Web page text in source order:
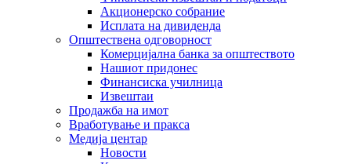
Акционерско собрание
Исплата на дивиденда
Општествена одговорност
Комерцијална банка за општеството
Нашиот придонес
Финансиска училница
Извештаи
Продажба на имот
Вработување и пракса
Медија центар
Новости